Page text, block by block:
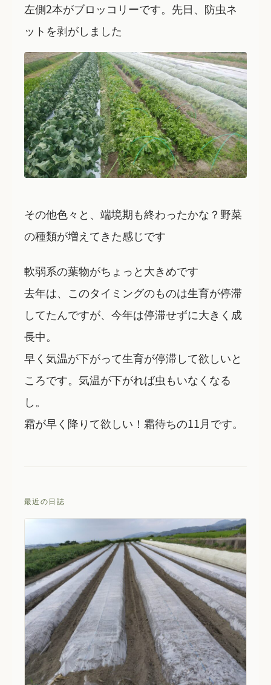
左側2本がブロッコリーです。先日、防虫ネ
ットを剥がしました
その他色々と、端境期も終わったかな？野菜
の種類が増えてきた感じです
軟弱系の葉物がちょっと大きめです
去年は、このタイミングのものは生育が停滞
してたんですが、今年は停滞せずに大きく成
長中。
早く気温が下がって生育が停滞して欲しいと
ころです。気温が下がれば虫もいなくなる
し。
霜が早く降りて欲しい！霜待ちの11月です。
最近の日誌